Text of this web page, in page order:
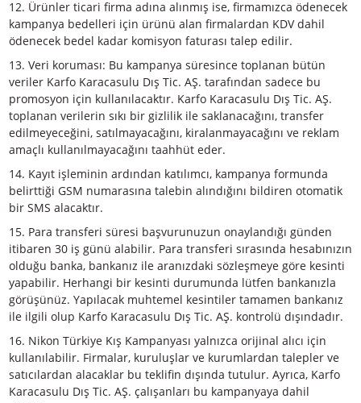
9. Geri ödeme talebinde bulunmak için, katılımcılar
başvuru formunda yıldız ile işaretli alanları doğru şekilde
doldurmalıdır. Adı Soyadı ve banka detayları, paranın
ve katılımcının kimliğini doğrulamak için gereklidir. E-
adresi ise katılımcı ile iletişim içinde bulunmak için
Ürün seri numarası Karacasulu Dış Tic. AŞ. tarafından
edilecektir. Ayrıca katılımcı üzerinde seri numarası
ürünle ilgili faturayı tam ve okunaklı şekilde yüklemiş
10. Tek bir faturada bulunan birden fazla ürün için ayrı
geri ödeme talebinde bulunulmalıdır.
11. Fatura üzerindeki isim ile geri ödeme talep edilen
hesabı eşleşmelidir. Müşteri ve hesap bilgilerinin
durumlarda geri ödeme yapılamayacaktır.
12. Ürünler ticari firma adına alınmış ise, firmamızca
kampanya bedelleri için ürünü alan firmalardan KDV dahil
ödenecek bedel kadar komisyon faturası talep edilir.
13. Veri koruması: Bu kampanya süresince toplanan bütün
veriler Karfo Karacasulu Dış Tic. AŞ. tarafından sadece bu
promosyon için kullanılacaktır. Karfo Karacasulu Dış Tic.